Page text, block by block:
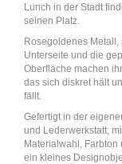
Lunch in der Stadt
seinen Platz.
Rosegoldenes
Unterseite und die
Oberfläche machen
das sich diskret hält
fällt.
Gefertigt in der
und Lederwerkstatt,
Materialwahl,
ein kleines